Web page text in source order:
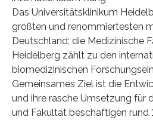
Das Universitätsklinikum
größten und renommiertesten
Deutschland; die Medizinische
Heidelberg zählt zu den
biomedizinischen
Gemeinsames Ziel ist die
und ihre rasche Umsetzung für
und Fakultät beschäftigen rund